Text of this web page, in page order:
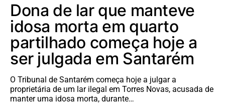
Dona de lar que manteve
idosa morta em quarto
partilhado começa hoje a
ser julgada em Santarém
O Tribunal de Santarém começa hoje a julgar a
proprietária de um lar ilegal em Torres Novas, acusada de
manter uma idosa morta, durante…